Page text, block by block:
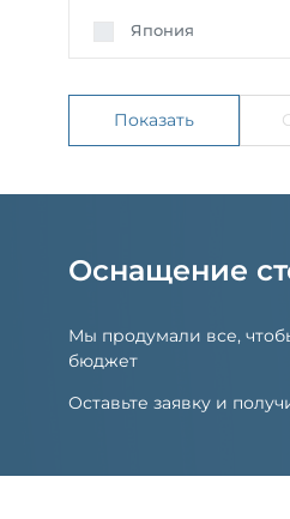
Япония
Оснащение
Мы продумали все,
бюджет
Оставьте заявку и